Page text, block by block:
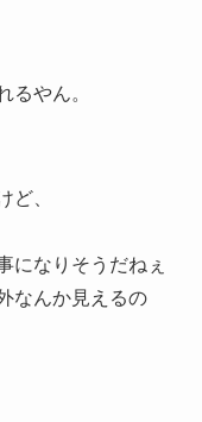
るやん。
ど、
なりそうだねぇ
なんか見えるの